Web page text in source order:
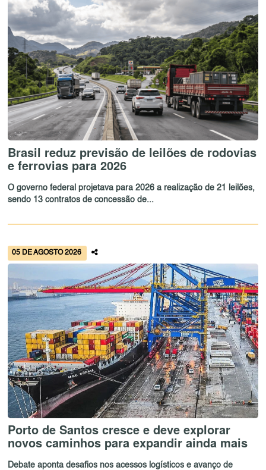
Brasil reduz previsão de leilões de rodovias
e ferrovias para 2026
O governo federal projetava para 2026 a realização de 21 leilões,
sendo 13 contratos de concessão de...
05 DE AGOSTO 2026
Porto de Santos cresce e deve explorar
novos caminhos para expandir ainda mais
Debate aponta desafios nos acessos logísticos e avanço de